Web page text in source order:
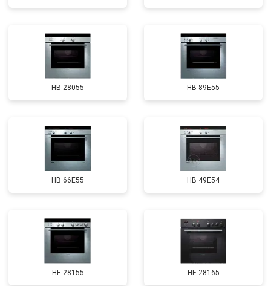
HB 28055 HB 89E55
HB 66E55 HB 49E54
HE 28155 HE 28165